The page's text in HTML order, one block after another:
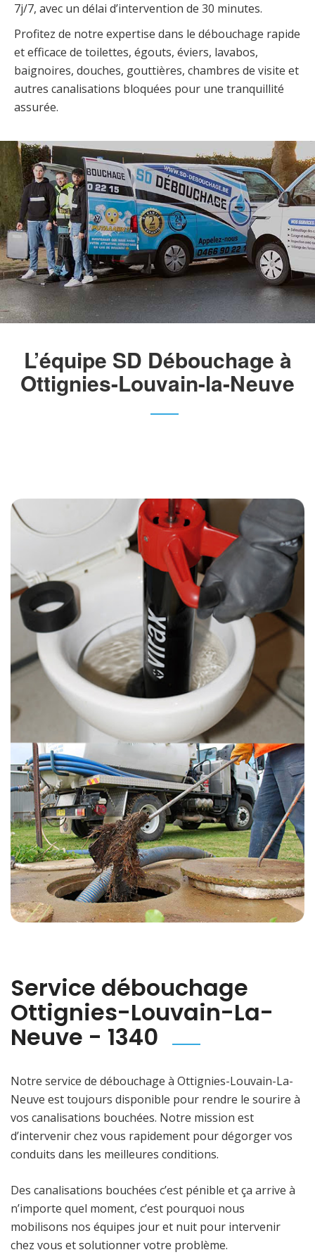
7j/7, avec un délai d’intervention de 30 minutes.
Profitez de notre expertise dans le débouchage rapide
et efficace de toilettes, égouts, éviers, lavabos,
baignoires, douches, gouttières, chambres de visite et
autres canalisations bloquées pour une tranquillité
assurée.
L’équipe SD Débouchage à
Ottignies-Louvain-la-Neuve
Service débouchage
Ottignies-Louvain-La-
Neuve - 1340
Notre service de débouchage à Ottignies-Louvain-La-
Neuve est toujours disponible pour rendre le sourire à
vos canalisations bouchées. Notre mission est
d’intervenir chez vous rapidement pour dégorger vos
conduits dans les meilleures conditions.
Des canalisations bouchées c’est pénible et ça arrive à
n’importe quel moment, c’est pourquoi nous
mobilisons nos équipes jour et nuit pour intervenir
chez vous et solutionner votre problème.